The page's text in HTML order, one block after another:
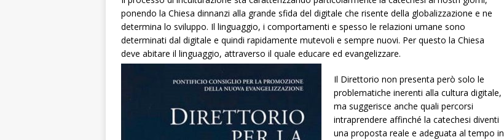
ponendo la Chiesa dinnanzi alla grande sfida del digitale che risente della globalizzazione e ne
determina lo sviluppo. Il linguaggio, i comportamenti e spesso le relazioni umane sono
determinati dal digitale e quindi rapidamente mutevoli e sempre nuovi. Per questo la Chiesa
deve abitare il linguaggio, attraverso il quale educare ed evangelizzare.
Il Direttorio non presenta però solo le
problematiche inerenti alla cultura digitale,
ma suggerisce anche quali percorsi
intraprendere affinché la catechesi diventi
una proposta reale e adeguata al tempo in